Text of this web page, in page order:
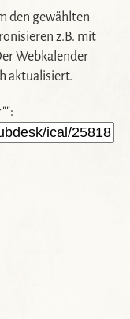
den gewählten
z.B. mit
Webkalender
aktualisiert.